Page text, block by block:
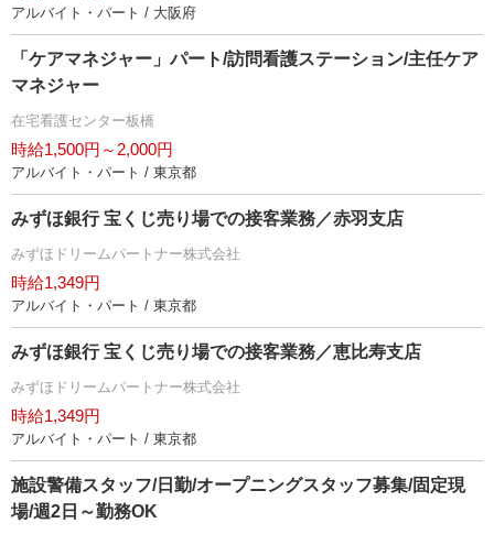
アルバイト・パート / 大阪府
「ケアマネジャー」パート/訪問看護ステーション/主任ケア
マネジャー
在宅看護センター板橋
時給1,500円～2,000円
アルバイト・パート / 東京都
みずほ銀行 宝くじ売り場での接客業務／赤羽支店
みずほドリームパートナー株式会社
時給1,349円
アルバイト・パート / 東京都
みずほ銀行 宝くじ売り場での接客業務／恵比寿支店
みずほドリームパートナー株式会社
時給1,349円
アルバイト・パート / 東京都
施設警備スタッフ/日勤/オープニングスタッフ募集/固定現
場/週2日～勤務OK